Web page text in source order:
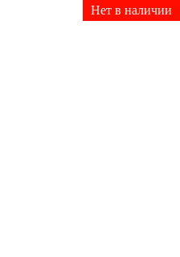
Нет в наличии
Нет в наличии
Нет в наличии
Нет в наличии
Нет в наличии
Нет в наличии
Нет в наличии